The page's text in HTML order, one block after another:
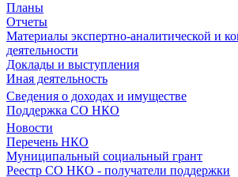
Планы
Отчеты
Материалы экспертно-аналитической и
деятельности
Доклады и выступления
Иная деятельность
Сведения о доходах и имуществе
Поддержка СО НКО
Новости
Перечень НКО
Муниципальный социальный грант
Реестр СО НКО - получатели поддержки